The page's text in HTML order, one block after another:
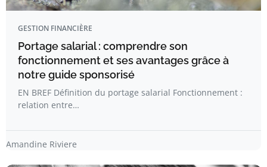
GESTION FINANCIÈRE
Portage salarial : comprendre son
fonctionnement et ses avantages grâce à
notre guide sponsorisé
EN BREF Définition du portage salarial Fonctionnement :
relation entre…
Amandine Riviere